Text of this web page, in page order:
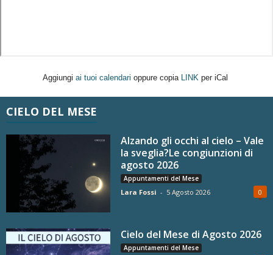
Aggiungi ai tuoi calendari oppure copia LINK per iCal
CIELO DEL MESE
Alzando gli occhi al cielo – Vale
la sveglia?Le congiunzioni di
agosto 2026
Appuntamenti del Mese
Lara Fossi - 5 Agosto 2026 0
Cielo del Mese di Agosto 2026
Appuntamenti del Mese